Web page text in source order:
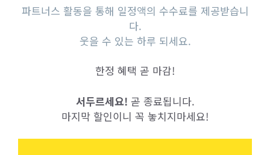
파트너스 활동을 통해 일정액의 수수료를 제공받습니
다.
웃을 수 있는 하루 되세요.
한정 혜택 곧 마감!
서두르세요! 곧 종료됩니다.
마지막 할인이니 꼭 놓치지마세요!